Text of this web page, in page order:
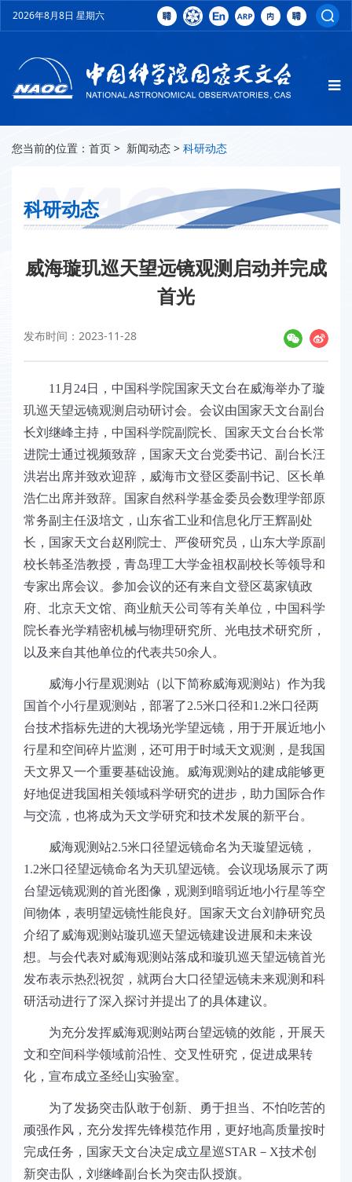
2026年8月8日 星期六
您当前的位置： 首页 > 新闻动态 > 科研动态
科研动态
威海璇玑巡天望远镜观测启动并完成
首光
发布时间：2023-11-28
11 月24日，中国科学院国家天文台在威海举办了璇
玑巡天望远镜观测启动研讨会。会议由国家天文台副台
长刘继峰主持，中国科学院副院长、国家天文台台长常
进院士通过视频致辞，国家天文台党委书记、副台长汪
洪岩出席并致欢迎辞，威海市文登区委副书记、区长单
浩仁出席并致辞。国家自然科学基金委员会数理学部原
常务副主任汲培文，山东省工业和信息化厅王辉副处
长，国家天文台赵刚院士、严俊研究员，山东大学原副
校长韩圣浩教授，青岛理工大学金祖权副校长等领导和
专家出席会议。参加会议的还有来自文登区葛家镇政
府、北京天文馆、商业航天公司等有关单位，中国科学
院长春光学精密机械与物理研究所、光电技术研究所，
以及来自其他单位的代表共50余人。
威海小行星观测站（以下简称威海观测站）作为我
国首个小行星观测站，部署了2.5米口径和1.2米口径两
台技术指标先进的大视场光学望远镜，用于开展近地小
行星和空间碎片监测，还可用于时域天文观测，是我国
天文界又一个重要基础设施。威海观测站的建成能够更
好地促进我国相关领域科学研究的进步，助力国际合作
与交流，也将成为天文学研究和技术发展的新平台。
威海观测站2.5米口径望远镜命名为天璇望远镜，
1.2米口径望远镜命名为天玑望远镜。会议现场展示了两
台望远镜观测的首光图像，观测到暗弱近地小行星等空
间物体，表明望远镜性能良好。国家天文台刘静研究员
介绍了威海观测站璇玑巡天望远镜建设进展和未来设
想。与会代表对威海观测站落成和璇玑巡天望远镜首光
发布表示热烈祝贺，就两台大口径望远镜未来观测和科
研活动进行了深入探讨并提出了的具体建议。
为充分发挥威海观测站两台望远镜的效能，开展天
文和空间科学领域前沿性、交叉性研究，促进成果转
化，宣布成立圣经山实验室。
为了发扬突击队敢于创新、勇于担当、不怕吃苦的
顽强作风，充分发挥先锋模范作用，更好地高质量按时
完成任务，国家天文台决定成立星巡STAR－X技术创
新突击队，刘继峰副台长为突击队授旗。